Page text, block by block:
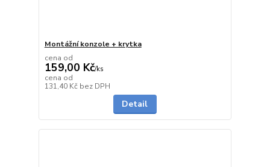
Montážní konzole + krytka
cena od
159,00 Kč/ks
cena od
131,40 Kč bez DPH
Detail